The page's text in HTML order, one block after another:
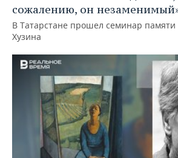
сожалению, он
В Татарстане прошел семинар памяти
Хузина